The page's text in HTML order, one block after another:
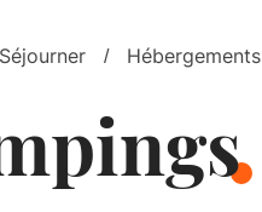
Séjourner Hébergements